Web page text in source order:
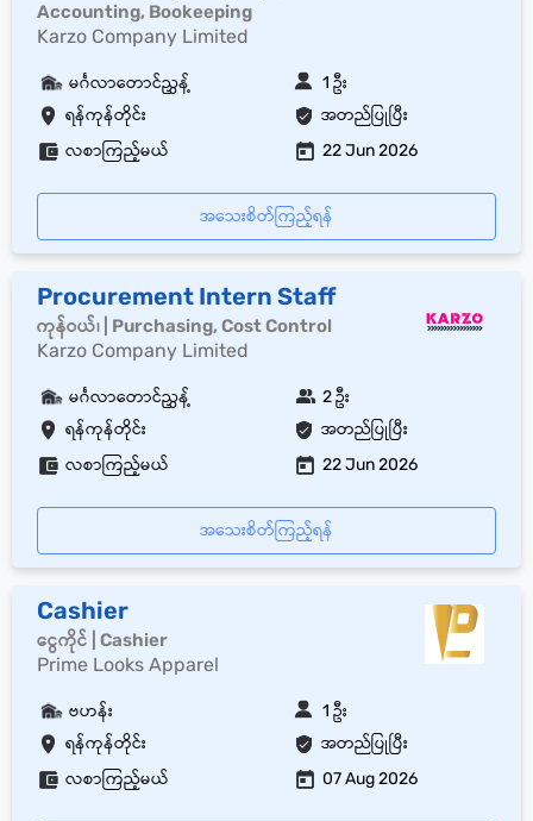
Accounting, Bookeeping
Karzo Company Limited
ရန်ကုန်တိုင်း အတည်ပြုပြီး
မင်္ဂလာတောင်ညွှန့် 1 ဦး
လစာကြည့်မယ် 22 Jun 2026
အသေးစိတ်ကြည့်ရန်
Procurement Intern Staff
ကုန်ဝယ်၊ | Purchasing, Cost Control
Karzo Company Limited
ရန်ကုန်တိုင်း အတည်ပြုပြီး
မင်္ဂလာတောင်ညွှန့် 2 ဦး
လစာကြည့်မယ် 22 Jun 2026
အသေးစိတ်ကြည့်ရန်
Cashier
ငွေကိုင် | Cashier
Prime Looks Apparel
ရန်ကုန်တိုင်း အတည်ပြုပြီး
ဗဟန်း 1 ဦး
လစာကြည့်မယ် 07 Aug 2026